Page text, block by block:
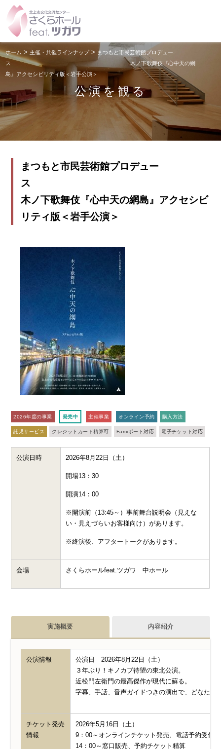
公演を観る
ホーム >主催・共催ラインナップ> まつもと市民芸術館プロデュー
ス 木ノ下歌舞伎『心中天の網
島』アクセシビリティ版＜岩手公演＞
まつもと市民芸術館プロデュー
木ノ下歌舞伎『心中天の網島』アクセシビ
リティ版＜岩手公演＞
2026年度の事業 発売中 主催事業 オンライン予約 購入方法
託児サービス クレジットカード精算可 Famiポート対応 電子チケット対応
公演日時 2026年8月22日（土）
開場13：30
開演14：00
※開演前（13:45～）事前舞台説明会（見えな
い・見えづらいお客様向け）があります。
※終演後、アフタートークがあります。
会場 さくらホールfeat.ツガワ 中ホール
実施概要
公演情報
公演日 2026年8月22日（土）
３年ぶり！キノカブ待望の東北公演。
近松門左衛門の最高傑作が現代に蘇る。
字幕、手話、音声ガイドつきの演出で、どなたで
チケット発売
情報
2026年5月16日（土）
9：00～オンラインチケット発売、電話予約受付
14：00～窓口販売、予約チケット精算
内容紹介